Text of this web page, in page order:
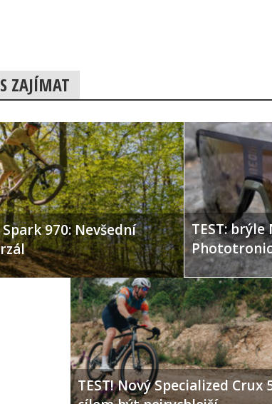
ZAJÍMAT
970: Nevšední
TEST: brýle
TEST! Nový Specialized Crux